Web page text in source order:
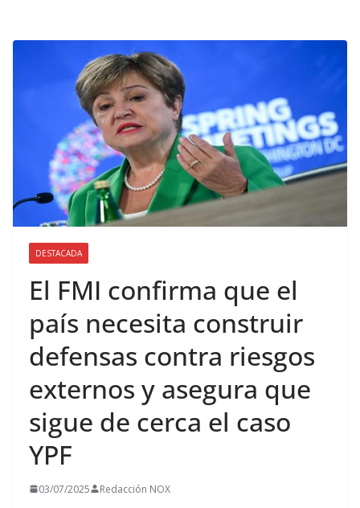
DESTACADA
El FMI confirma que el
país necesita construir
defensas contra riesgos
externos y asegura que
sigue de cerca el caso
YPF
03/07/2025 Redacción NOX